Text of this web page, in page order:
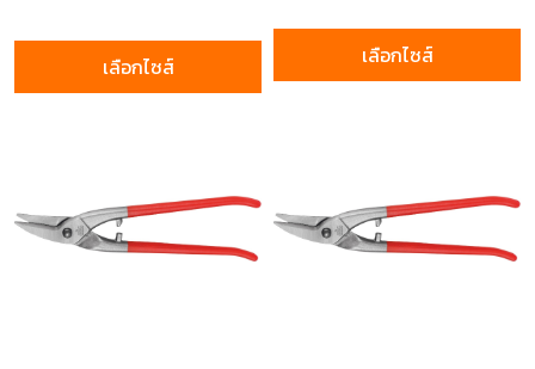
เลือกไซส์ เลือกไซส์